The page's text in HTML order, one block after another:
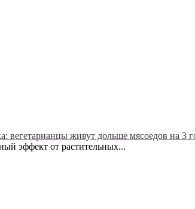
вегетарианцы живут дольше мясоедов на 3
эффект от растительных...